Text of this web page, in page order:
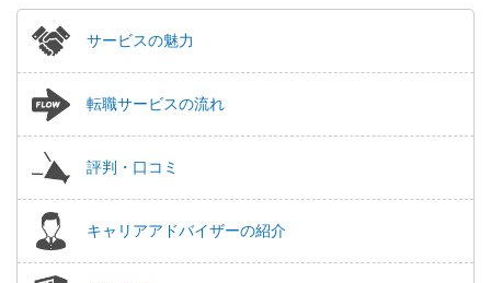
サービスの魅力
転職サービスの流れ
評判・口コミ
キャリアアドバイザーの紹介